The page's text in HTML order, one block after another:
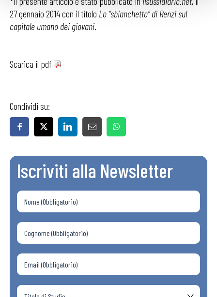
27 gennaio 2014 con il titolo Lo “sbianchetto” di Renzi sul
capitale umano dei giovani.
Scarica il pdf
Condividi su:
Iscriviti alla Newsletter